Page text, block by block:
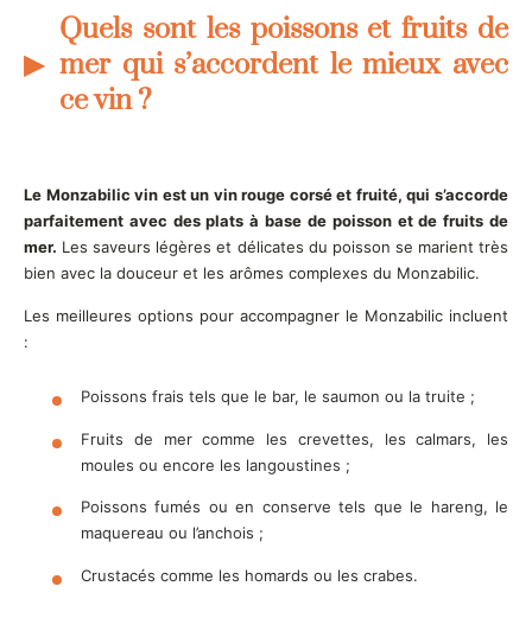
Quels sont les poissons et fruits de
mer qui s’accordent le mieux avec
ce vin ?
Le Monzabilic vin est un vin rouge corsé et fruité, qui s’accorde
parfaitement avec des plats à base de poisson et de fruits de
mer. Les saveurs légères et délicates du poisson se marient très
bien avec la douceur et les arômes complexes du Monzabilic.
Les meilleures options pour accompagner le Monzabilic incluent
:
Poissons frais tels que le bar, le saumon ou la truite ;
Fruits de mer comme les crevettes, les calmars, les
moules ou encore les langoustines ;
Poissons fumés ou en conserve tels que le hareng, le
maquereau ou l’anchois ;
Crustacés comme les homards ou les crabes.